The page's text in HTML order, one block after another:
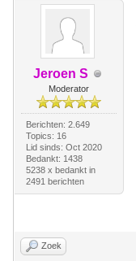
Jeroen S
Moderator
Berichten: 2.649
Topics: 16
Lid sinds: Oct 2020
Bedankt: 1438
5238 x bedankt in
2491 berichten
Zoek